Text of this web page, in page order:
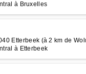
à Bruxelles
Etterbeek (à 2 km de
à Etterbeek